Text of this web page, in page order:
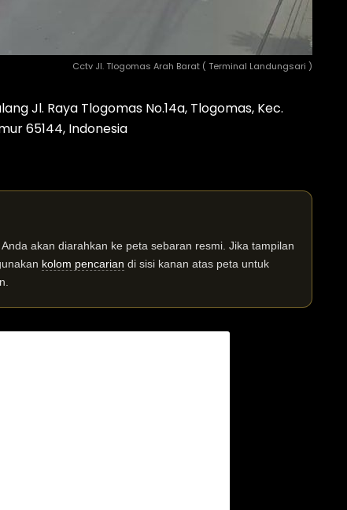
Cctv Jl. Tlogomas Arah Barat ( Terminal Landungsari )
Jl. Raya Tlogomas No.14a, Tlogomas, Kec.
65144, Indonesia
, Anda akan diarahkan ke peta sebaran resmi. Jika tampilan
kolom pencarian di sisi kanan atas peta untuk